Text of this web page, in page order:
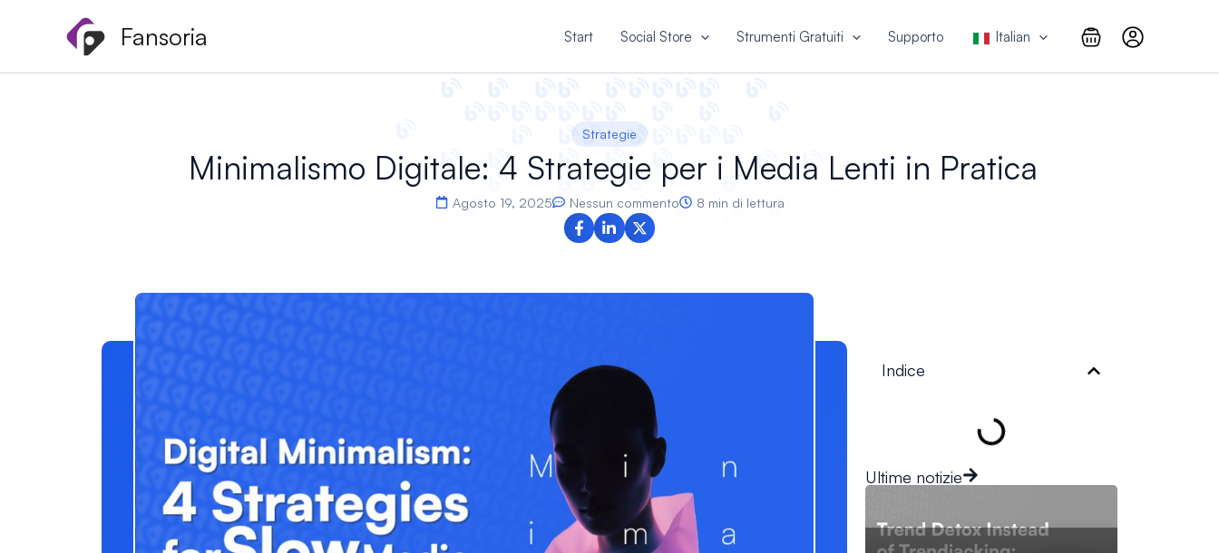
Fansoria Start Social Store Strumenti Gratuiti Supporto Italian
Strategie
Minimalismo Digitale: 4 Strategie per i Media Lenti in Pratica
Agosto 19, 2025 Nessun commento 8 min di lettura
Indice
Ultime notizie